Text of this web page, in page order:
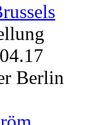
Berlin